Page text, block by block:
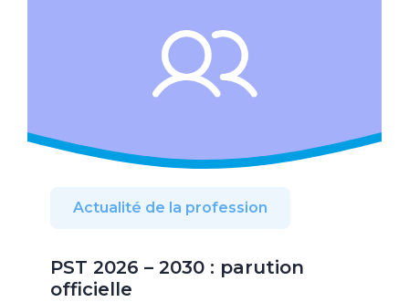
Actualité de la profession
PST 2026 – 2030 : parution
officielle